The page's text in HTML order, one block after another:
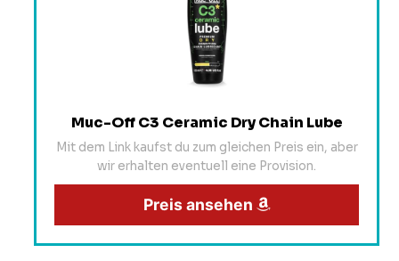
Muc-Off C3 Ceramic Dry Chain Lube
Mit dem Link kaufst du zum gleichen Preis ein, aber
wir erhalten eventuell eine Provision.
Preis ansehen